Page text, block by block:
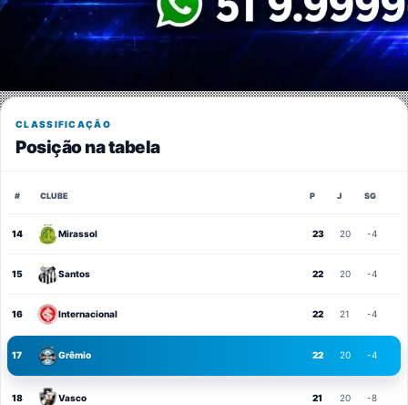
CLASSIFICAÇÃO
Posição na tabela
# CLUBE P J SG
14 Mirassol 23 20 -4
15 Santos 22 20 -4
16 Internacional 22 21 -4
17 Grêmio 22 20 -4
18 Vasco 21 20 -8